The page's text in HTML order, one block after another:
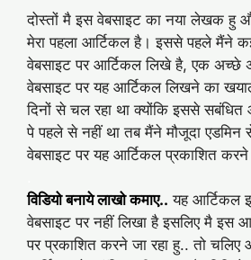
दोस्तों मै इस वेबसाइट का नया लेखक हु
मेरा पहला आर्टिकल है। इससे पहले मैंने
वेबसाइट पर आर्टिकल लिखे है, एक
वेबसाइट पर यह आर्टिकल लिखने का
दिनों से चल रहा था क्योंकि इससे
पे पहले से नहीं था तब मैंने मौजूदा
वेबसाइट पर यह आर्टिकल प्रकाशित करने
विडियो बनाये लाखो कमाए.. यह आर्टिकल
वेबसाइट पर नहीं लिखा है इसलिए मै इस
पर प्रकाशित करने जा रहा हु.. तो